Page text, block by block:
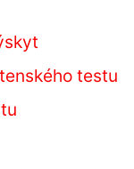
testu